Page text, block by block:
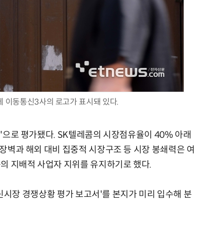
이동통신3사의 로고가 표시돼 있다.
로 평가됐다. SK텔레콤의 시장점유율이 40% 아래
벽과 해외 대비 집중적 시장구조 등 시장 봉쇄력은 여
지배적 사업자 지위를 유지하기로 했다.
장 경쟁상황 평가 보고서'를 본지가 미리 입수해 분
AI Native Enterprise를 지원하는 AI Ready Data 플랫폼 활용 전략